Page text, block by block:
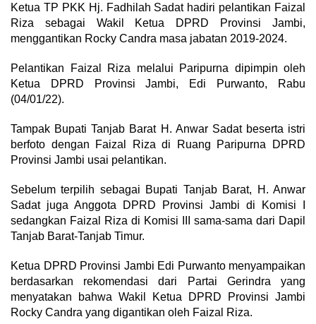
Ketua TP PKK Hj. Fadhilah Sadat hadiri pelantikan Faizal
Riza sebagai Wakil Ketua DPRD Provinsi Jambi,
menggantikan Rocky Candra masa jabatan 2019-2024.
Pelantikan Faizal Riza melalui Paripurna dipimpin oleh
Ketua DPRD Provinsi Jambi, Edi Purwanto, Rabu
(04/01/22).
Tampak Bupati Tanjab Barat H. Anwar Sadat beserta istri
berfoto dengan Faizal Riza di Ruang Paripurna DPRD
Provinsi Jambi usai pelantikan.
Sebelum terpilih sebagai Bupati Tanjab Barat, H. Anwar
Sadat juga Anggota DPRD Provinsi Jambi di Komisi I
sedangkan Faizal Riza di Komisi III sama-sama dari Dapil
Tanjab Barat-Tanjab Timur.
Ketua DPRD Provinsi Jambi Edi Purwanto menyampaikan
berdasarkan rekomendasi dari Partai Gerindra yang
menyatakan bahwa Wakil Ketua DPRD Provinsi Jambi
Rocky Candra yang digantikan oleh Faizal Riza.